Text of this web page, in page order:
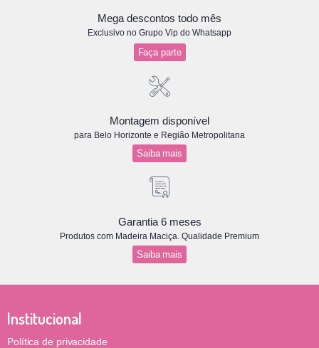
Mega descontos todo mês
Exclusivo no Grupo Vip do Whatsapp
Faça parte
Montagem disponível
para Belo Horizonte e Região Metropolitana
Saiba mais
Garantia 6 meses
Produtos com Madeira Maciça. Qualidade Premium
Saiba mais
Institucional
Política de privacidade